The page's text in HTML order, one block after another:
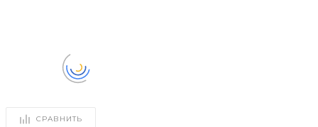
СРАВНИТЬ